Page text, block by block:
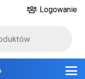
Logowanie